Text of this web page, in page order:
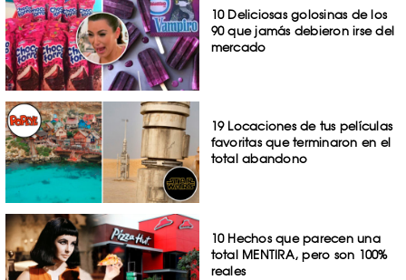
10 Deliciosas golosinas de los
90 que jamás debieron irse del
mercado
19 Locaciones de tus películas
favoritas que terminaron en el
total abandono
10 Hechos que parecen una
total MENTIRA, pero son 100%
reales